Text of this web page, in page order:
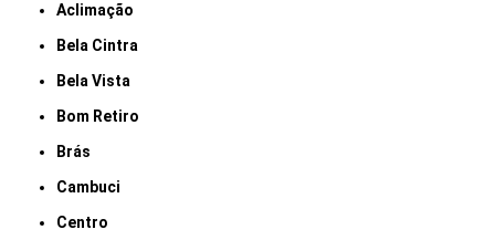
Aclimação
Bela Cintra
Bela Vista
Bom Retiro
Brás
Cambuci
Centro